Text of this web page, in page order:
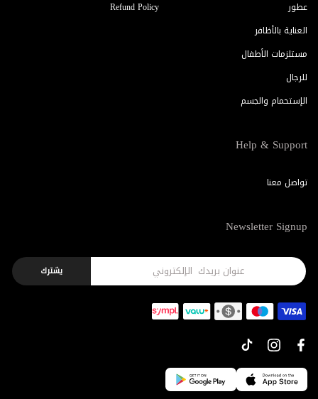
عطور
العناية بالأظافر
مستلزمات الأطفال
للرجال
الإستحمام والجسم
Refund Policy
Help & Support
تواصل معنا
Newsletter Signup
يشترك